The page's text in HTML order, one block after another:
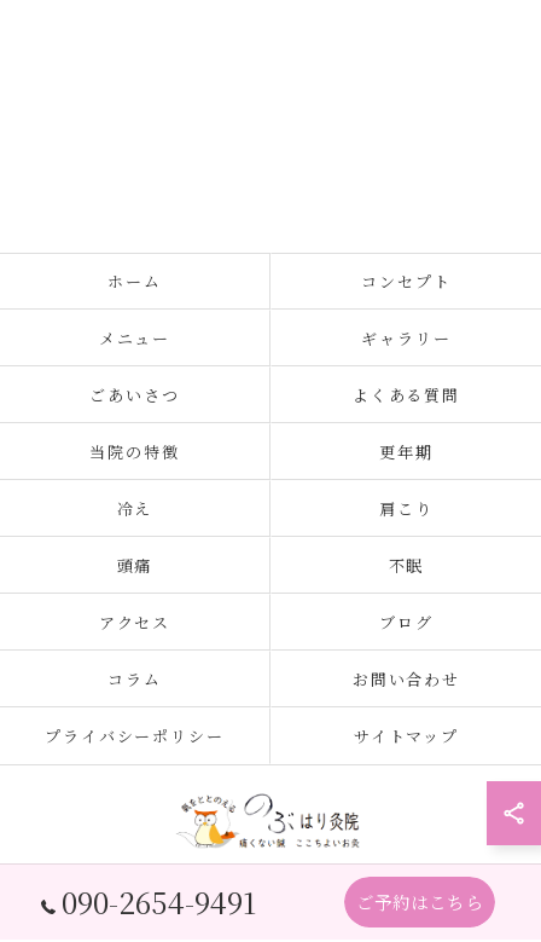
090-2654-9491 ご予約はこちら
ホーム コンセプト
メニュー ギャラリー
ごあいさつ よくある質問
当院の特徴 更年期
冷え 肩こり
頭痛 不眠
アクセス ブログ
コラム お問い合わせ
プライバシーポリシー サイトマップ
© 2026 大阪府北加賀屋の鍼灸院ならのぶ はり灸院 ALL RIGHTS RESERVED.